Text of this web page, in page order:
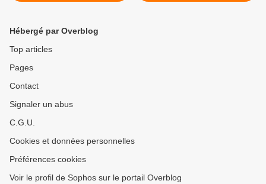
Hébergé par Overblog
Top articles
Pages
Contact
Signaler un abus
C.G.U.
Cookies et données personnelles
Préférences cookies
Voir le profil de Sophos sur le portail Overblog